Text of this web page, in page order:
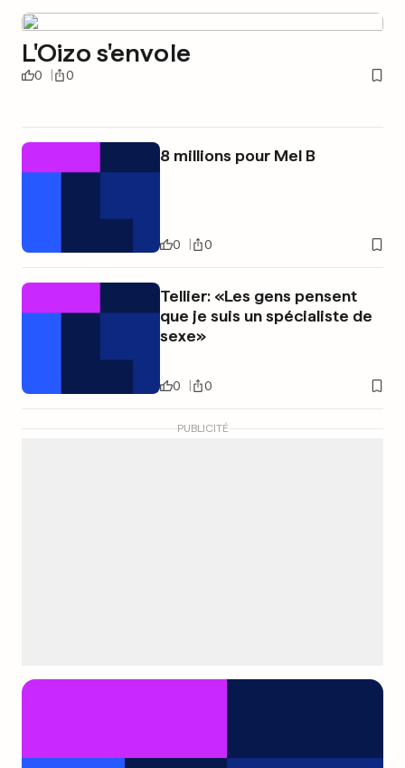
L'Oizo s'envole
0 0
8 millions pour Mel B
0 0
Tellier: «Les gens pensent
que je suis un spécialiste de
sexe»
0 0
PUBLICITÉ